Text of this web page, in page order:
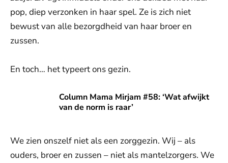
pop, diep verzonken in haar spel. Ze is zich niet
bewust van alle bezorgdheid van haar broer en
zussen.
En toch… het typeert ons gezin.
Column Mama Mirjam #58: ‘Wat afwijkt
van de norm is raar’
Column Mama Mirjam #58: ‘Wat afwijkt van de norm is
We zien onszelf niet als een zorggezin. Wij – als
ouders, broer en zussen – niet als mantelzorgers. We